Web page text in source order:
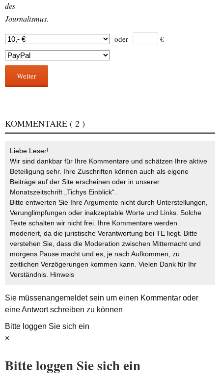
des
Journalismus.
oder €
Weiter
KOMMENTARE ( 2 )
Liebe Leser!
Wir sind dankbar für Ihre Kommentare und schätzen Ihre aktive
Beteiligung sehr. Ihre Zuschriften können auch als eigene
Beiträge auf der Site erscheinen oder in unserer
Monatszeitschrift „Tichys Einblick“.
Bitte entwerten Sie Ihre Argumente nicht durch Unterstellungen,
Verunglimpfungen oder inakzeptable Worte und Links. Solche
Texte schalten wir nicht frei. Ihre Kommentare werden
moderiert, da die juristische Verantwortung bei TE liegt. Bitte
verstehen Sie, dass die Moderation zwischen Mitternacht und
morgens Pause macht und es, je nach Aufkommen, zu
zeitlichen Verzögerungen kommen kann. Vielen Dank für Ihr
Verständnis. Hinweis
Sie müssenangemeldetsein um einen Kommentar oder
eine Antwort schreiben zu können
Bitte loggen Sie sich ein
×
Bitte loggen Sie sich ein